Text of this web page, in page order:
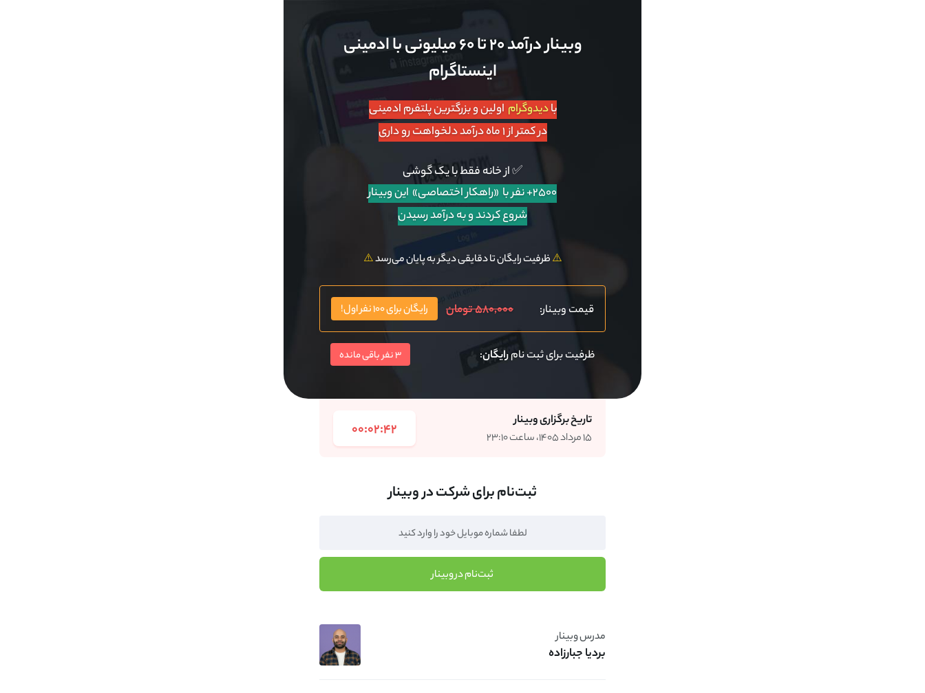
وبینار درآمد ۲۰ تا ۶۰ میلیونی با ادمینی
اینستاگرام
بادیدوگرام اولین و بزرگترین پلتفرم ادمینی
در کمتر از ۱ ماه درآمد دلخواهت رو داری
✅ از خانه فقط با یک گوشی
۲۵۰۰+ نفر با «راهکار اختصاصی»
این وبینار
شروع کردند و به درآمد رسیدن
⚠️ظرفیت رایگان تا دقایقی دیگر به پایان می‌رسد⚠️
قیمت وبینار: ۵۸۰,۰۰۰ تومان رایگان برای ۱۰۰ نفر اول!
ظرفیت برای ثبت نامرایگان: 3 نفر باقی مانده
تاریخ برگزاری وبینار
۱۵ مرداد ۱۴۰۵، ساعت ۲۳:۱۰ 00:02:42
ثبت‌نام برای شرکت در وبینار
ثبت‌نام در وبینار
مدرس وبینار
بردیا جبارزاده